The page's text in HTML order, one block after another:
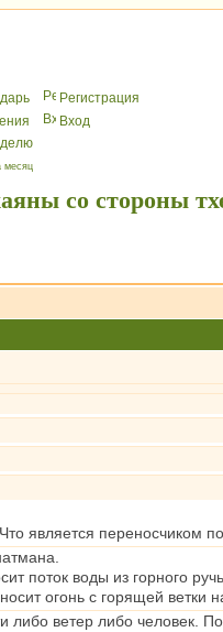
Peгиcтрaция
Вхoд
месяц
со стороны
является переносчиком
поток воды из горного
огонь с горящей ветки
либо ветер либо человек.